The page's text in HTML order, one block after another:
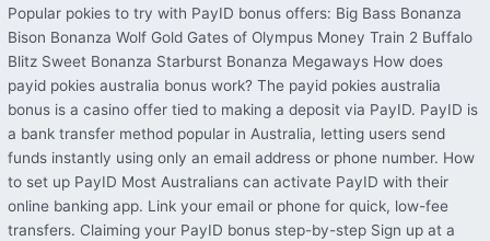
Popular pokies to try with PayID bonus offers: Big Bass Bonanza
Bison Bonanza Wolf Gold Gates of Olympus Money Train 2 Buffalo
Blitz Sweet Bonanza Starburst Bonanza Megaways How does
payid pokies australia bonus work? The payid pokies australia
bonus is a casino offer tied to making a deposit via PayID. PayID is
a bank transfer method popular in Australia, letting users send
funds instantly using only an email address or phone number. How
to set up PayID Most Australians can activate PayID with their
online banking app. Link your email or phone for quick, low-fee
transfers. Claiming your PayID bonus step-by-step Sign up at a